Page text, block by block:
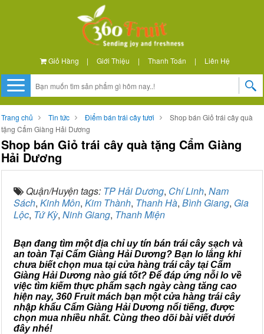
Giỏ Hàng | Giới Thiệu | Thanh Toán | Liên Hệ
Trang chủ Tin tức Điểm bán trái cây tươi
Shop bán Giỏ trái cây quà
tặng Cẩm Giàng Hải Dương
Shop bán Giỏ trái cây quà tặng Cẩm Giàng
Hải Dương
Quận/Huyện tags: TP Hải Dương, Chí Linh, Nam
Sách, Kinh Môn, Kim Thành, Thanh Hà, Bình Giang, Gia
Lộc, Tứ Kỳ, Ninh Giang, Thanh Miện
Bạn đang tìm một địa chỉ uy tín bán trái cây sạch và
an toàn Tại Cẩm Giàng Hải Dương? Bạn lo lắng khi
chưa biết chọn mua tại cửa hàng trái cây tại Cẩm
Giàng Hải Dương nào giá tốt? Để đáp ứng nỗi lo về
việc tìm kiếm thực phẩm sạch ngày càng tăng cao
hiện nay, 360 Fruit mách bạn một cửa hàng trái cây
nhập khẩu Cẩm Giàng Hải Dương nổi tiếng, được
chọn mua nhiều nhất. Cùng theo dõi bài viết dưới
đây nhé!